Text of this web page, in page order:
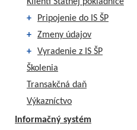
+
Pripojenie do IS ŠP
+
Zmeny údajov
+
Vyradenie z IS ŠP
Školenia
Transakčná daň
Výkazníctvo
Informačný systém